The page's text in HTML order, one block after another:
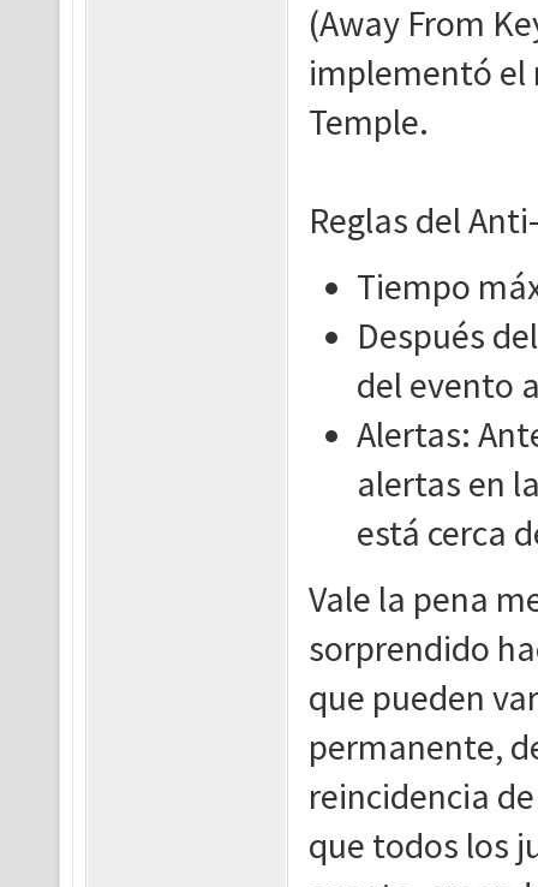
(Away From
implementó el
Temple.
Reglas del
Tiempo
Después
del evento
Alertas:
alertas en
está cerca
Vale la pena
sorprendido
que pueden
permanente,
reincidencia
que todos los